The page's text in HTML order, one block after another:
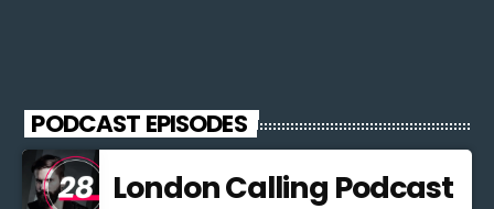
PODCAST EPISODES
London Calling Podcast